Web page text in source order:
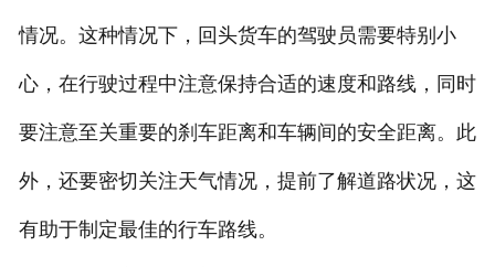
情况。这种情况下，回头货车的驾驶员需要特别小
心，在行驶过程中注意保持合适的速度和路线，同时
要注意至关重要的刹车距离和车辆间的安全距离。此
外，还要密切关注天气情况，提前了解道路状况，这
有助于制定最佳的行车路线。